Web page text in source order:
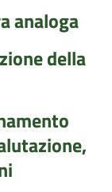
analoga
della